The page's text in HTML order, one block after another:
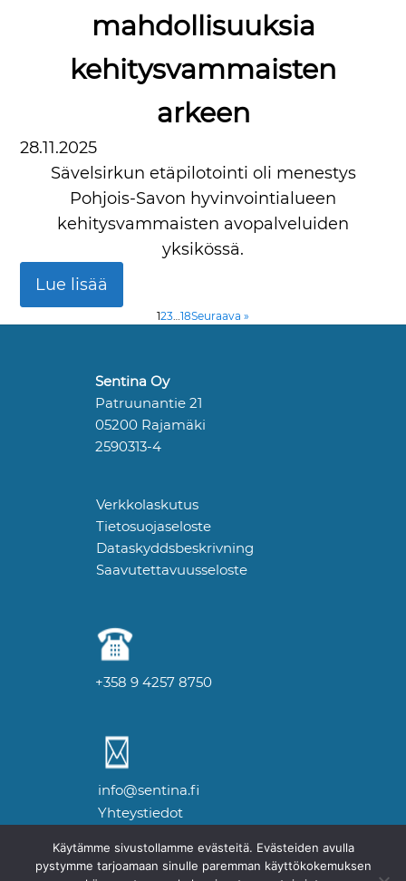
mahdollisuuksia
kehitysvammaisten
arkeen
28.11.2025
Sävelsirkun etäpilotointi oli menestys
Pohjois-Savon hyvinvointialueen
kehitysvammaisten avopalveluiden
yksikössä.
Lue lisää
123…18Seuraava »
Sentina Oy
Patruunantie 21
05200 Rajamäki
2590313-4
Verkkolaskutus
Tietosuojaseloste
Dataskyddsbeskrivning
Saavutettavuusseloste
+358 9 4257 8750
info@sentina.fi
Yhteystiedot
Käytämme sivustollamme evästeitä. Evästeiden avulla
pystymme tarjoamaan sinulle paremman käyttökokemuksen